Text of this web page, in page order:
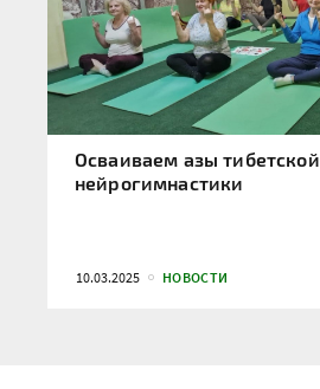
Осваиваем азы тибетской
нейрогимнастики
10.03.2025 НОВОСТИ